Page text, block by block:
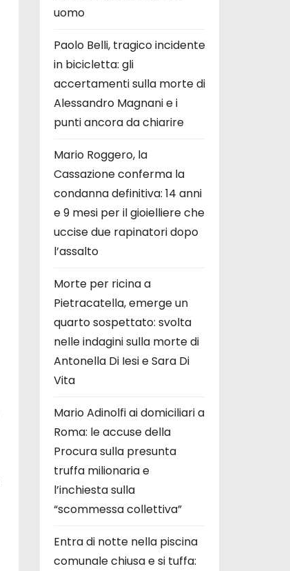
uomo
Paolo Belli, tragico incidente
in bicicletta: gli
accertamenti sulla morte di
Alessandro Magnani e i
punti ancora da chiarire
Mario Roggero, la
Cassazione conferma la
condanna definitiva: 14 anni
e 9 mesi per il gioielliere che
uccise due rapinatori dopo
l’assalto
Morte per ricina a
Pietracatella, emerge un
quarto sospettato: svolta
nelle indagini sulla morte di
Antonella Di Iesi e Sara Di
Vita
Mario Adinolfi ai domiciliari a
Roma: le accuse della
Procura sulla presunta
truffa milionaria e
l’inchiesta sulla
“scommessa collettiva”
Entra di notte nella piscina
comunale chiusa e si tuffa: